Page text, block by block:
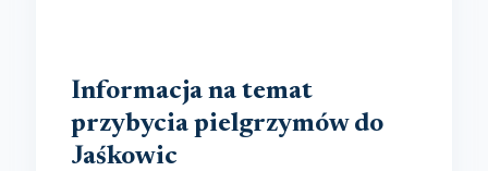
Informacja na temat
przybycia pielgrzymów do
Jaśkowic